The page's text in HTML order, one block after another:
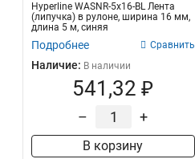
Hyperline WASNR-5x16-BL Лента
(липучка) в рулоне, ширина 16 мм,
длина 5 м, синяя
Подробнее Сравнить
Наличие: В наличии
541,32 ₽
– +
В корзину